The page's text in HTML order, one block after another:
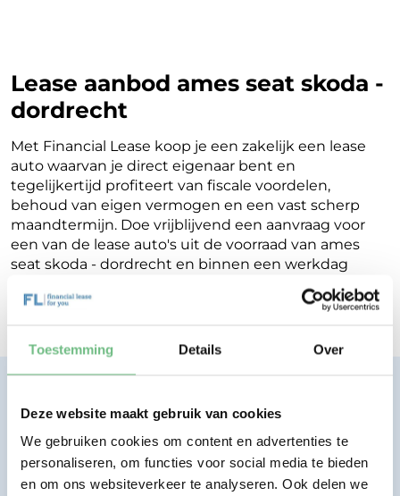
Toestemming Details Over
Deze website maakt gebruik van cookies
We gebruiken cookies om content en advertenties te
personaliseren, om functies voor social media te bieden
en om ons websiteverkeer te analyseren. Ook delen we
Lease aanbod ames seat skoda -
dordrecht
Met Financial Lease koop je een zakelijk een lease
auto waarvan je direct eigenaar bent en
tegelijkertijd profiteert van fiscale voordelen,
behoud van eigen vermogen en een vast scherp
maandtermijn. Doe vrijblijvend een aanvraag voor
een van de lease auto's uit de voorraad van ames
seat skoda - dordrecht en binnen een werkdag
ontvang je terugkoppeling op de mogelijkheden
voor jouw Financial Lease.
Eenvoudig, transparant, vertrouwd.
Bekijk lease aanbod